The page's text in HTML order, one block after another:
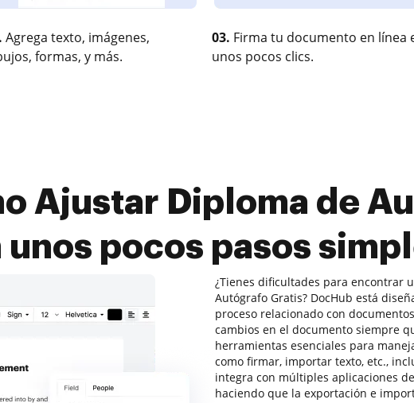
Agrega texto, imágenes,
formas, y más.
03. Firma tu documento en línea
unos pocos clics.
Ajustar Diploma de
unos pocos pasos
¿Tienes dificultades para encontrar
Autógrafo Gratis? DocHub está
proceso relacionado con
cambios en el documento siempre
herramientas esenciales para
como firmar, importar texto, etc.,
integra con múltiples aplicaciones
haciendo que la exportación e